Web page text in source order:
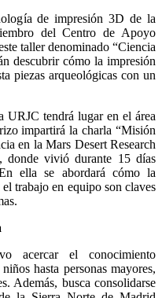
de impresión 3D de la
del Centro de Apoyo
taller denominado “Ciencia
descubrir cómo la impresión
piezas arqueológicas con un
URJC tendrá lugar en el área
impartirá la charla “Misión
en la Mars Desert Research
donde vivió durante 15 días
ella se abordará cómo la
trabajo en equipo son claves
acercar el conocimiento
hasta personas mayores,
Además, busca consolidarse